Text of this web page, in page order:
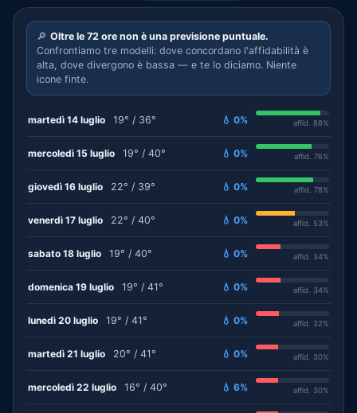
🔎 Oltre le 72 ore non è una previsione puntuale.
Confrontiamo tre modelli: dove concordano l'affidabilità è
alta, dove divergono è bassa — e te lo diciamo. Niente
icone finte.
martedì 14 luglio 19° / 36° 💧 0% affid. 88%
mercoledì 15 luglio 19° / 40° 💧 0% affid. 76%
giovedì 16 luglio 22° / 39° 💧 0% affid. 78%
venerdì 17 luglio 22° / 40° 💧 0% affid. 53%
sabato 18 luglio 19° / 40° 💧 0% affid. 34%
domenica 19 luglio 19° / 41° 💧 0% affid. 34%
lunedì 20 luglio 19° / 41° 💧 0% affid. 32%
martedì 21 luglio 20° / 41° 💧 0% affid. 30%
mercoledì 22 luglio 16° / 40° 💧 6% affid. 30%